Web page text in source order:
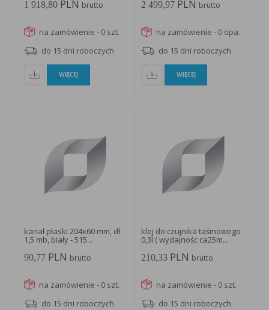
1 918,80PLN brutto
na zamówienie - 0 szt.
do 15 dni roboczych
WIĘCEJ
2 499,97 PLN brutto
na zamówienie - 0 opa.
do 15 dni roboczych
WIĘCEJ
kanał płaski 204x60 mm, dł.
1,5 mb, biały - 515...
90,77PLN brutto
na zamówienie - 0 szt.
do 15 dni roboczych
klej do czujnika taśmowego
0,3l ( wydajnośc ca25m...
210,33 PLN brutto
na zamówienie - 0 szt.
do 15 dni roboczych